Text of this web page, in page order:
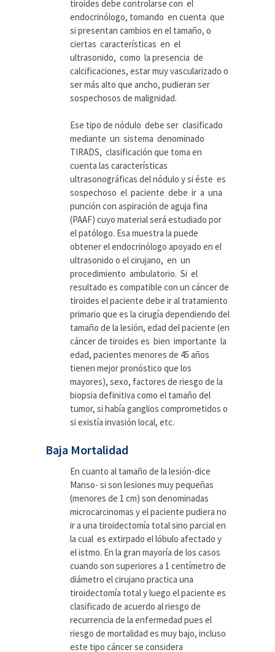
tiroides debe controlarse con el
endocrinólogo, tomando en cuenta que
si presentan cambios en el tamaño, o
ciertas características en el
ultrasonido, como la presencia de
calcificaciones, estar muy vascularizado o
ser más alto que ancho, pudieran ser
sospechosos de malignidad.
Ese tipo de nódulo debe ser clasificado
mediante un sistema denominado
TIRADS, clasificación que toma en
cuenta las características
ultrasonográficas del nódulo y si éste es
sospechoso el paciente debe ir a una
punción con aspiración de aguja fina
(PAAF) cuyo material será estudiado por
el patólogo. Esa muestra la puede
obtener el endocrinólogo apoyado en el
ultrasonido o el cirujano, en un
procedimiento ambulatorio. Si el
resultado es compatible con un cáncer de
tiroides el paciente debe ir al tratamiento
primario que es la cirugía dependiendo del
tamaño de la lesión, edad del paciente (en
cáncer de tiroides es bien importante la
edad, pacientes menores de 45 años
tienen mejor pronóstico que los
mayores), sexo, factores de riesgo de la
biopsia definitiva como el tamaño del
tumor, si había ganglios comprometidos o
si existía invasión local, etc.
Baja Mortalidad
En cuanto al tamaño de la lesión-dice
Manso- si son lesiones muy pequeñas
(menores de 1 cm) son denominadas
microcarcinomas y el paciente pudiera no
ir a una tiroidectomía total sino parcial en
la cual es extirpado el lóbulo afectado y
el istmo. En la gran mayoría de los casos
cuando son superiores a 1 centímetro de
diámetro el cirujano practica una
tiroidectomía total y luego el paciente es
clasificado de acuerdo al riesgo de
recurrencia de la enfermedad pues el
riesgo de mortalidad es muy bajo, incluso
este tipo cáncer se considera